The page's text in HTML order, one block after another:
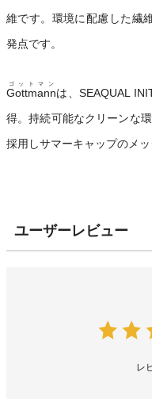
維です。環境に配慮した繊
発点です。
Gottmann
ゴットマン
は、SEAQUAL
得。持続可能なクリーンな
採用しサマーキャップのメ
ユーザーレビュー
レ